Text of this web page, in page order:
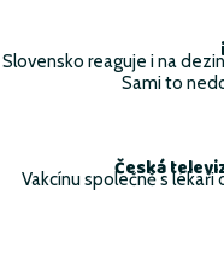
Slovensko reaguje i na
Sami to
Česká
Vakcínu společně s